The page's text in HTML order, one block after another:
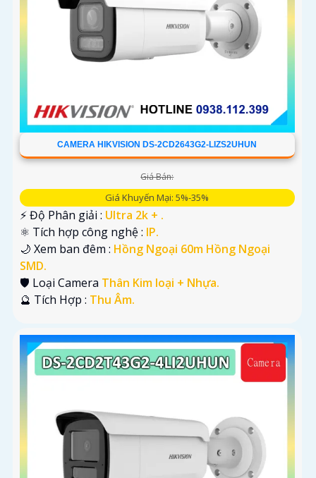
CAMERA HIKVISION DS-2CD2643G2-LIZS2UHUN
Giá Bán:
Giá Khuyến Mại: 5%-35%
️⚡ Độ Phân giải : Ultra 2k + .
⚛️ Tích hợp công nghệ : IP.
🌙 Xem ban đêm : Hồng Ngoại 60m Hồng Ngoại
SMD.
🛡 Loại Camera Thân Kim loại + Nhựa.
️🔮 Tích Hợp : Thu Âm.